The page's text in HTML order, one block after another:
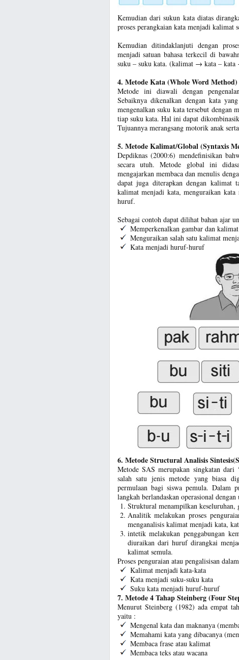
Kemudian dari sukun kata diatas
proses perangkaian kata menjadi kalimat
Kemudian ditindaklanjuti dengan
menjadi satuan bahasa terkecil di
suku – suku kata. (kalimat → kata – kata
4. Metode Kata (Whole Word Method)
Metode ini diawali dengan
Sebaiknya dikenalkan dengan kata
mengenalkan suku kata tersebut dengan
tiap suku kata. Hal ini dapat
Tujuannya merangsang motorik anak
5. Metode Kalimat/Global (Syntaxis
Depdiknas (2000:6) mendefinisikan
secara utuh. Metode global ini
mengajarkan membaca dan menulis
dapat juga diterapkan dengan kalimat
kalimat menjadi kata, menguraikan
huruf.
Sebagai contoh dapat dilihat bahan ajar
Memperkenalkan gambar dan kalimat
Menguraikan salah satu kalimat
Kata menjadi huruf-huruf
6. Metode Structural Analisis
Metode SAS merupakan singkatan
salah satu jenis metode yang biasa
permulaan bagi siswa pemula. Dalam
langkah berlandaskan operasional dengan
Struktural menampilkan keseluruhan,
Analitik melakukan proses
menganalisis kalimat menjadi kata,
intetik melakukan penggabungan
diuraikan dari huruf dirangkai
kalimat semula.
Proses penguraian atau pengalisisan
Kalimat menjadi kata-kata
Kata menjadi suku-suku kata
Suku kata menjadi huruf-huruf
7. Metode 4 Tahap Steinberg (Four
Menurut Steinberg (1982) ada empat
yaitu :
Mengenal kata dan maknanya
Memahami kata yang dibacanya
Membaca frase atau kalimat
Membaca teks atau wacana